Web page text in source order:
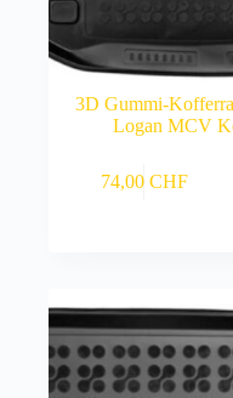
3D Gummi-
Logan MCV
74,00 CHF